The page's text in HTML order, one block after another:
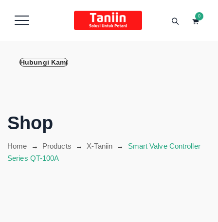
Hubungi Kami
0
Shop
Home → Products → X-Taniin → Smart Valve Controller
Series QT-100A